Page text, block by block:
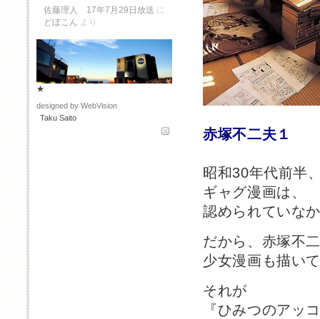
赤塚不二夫１
昭和30年代前半
ギャグ漫画は、
認められていな
だから、赤塚不
少女漫画も描い
それが
『ひみつのアッ
佐藤理人 17年7月29日放送 に
どぼこん より
★
designed by WebVision
Taku Saito